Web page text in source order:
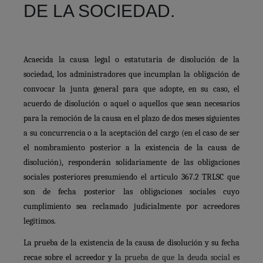
DE LA SOCIEDAD.
Acaecida la causa legal o estatutaria de disolución de la
sociedad, los administradores que incumplan la obligación de
convocar la junta generalpara que adopte, en su caso, el
acuerdo de disolución o aquel o aquellos que sean necesarios
para la remoción de la causa en el plazo de dos meses siguientes
a su concurrencia o a la aceptación del cargo (en el caso de ser
el nombramiento posterior a la existencia de la causa de
disolución), responderán solidariamente de las obligaciones
sociales posteriores presumiendo el artículo 367.2 TRLSC que
son de fecha posterior las obligaciones sociales cuyo
cumplimiento sea reclamado judicialmente por acreedores
legítimos.
La prueba de la existencia de la causa de disolución y su fecha
recae sobre el acreedor y la prueba de que la deuda social es